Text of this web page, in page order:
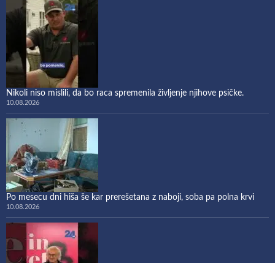
Nikoli niso mislili, da bo raca spremenila življenje njihove psičke.
10.08.2026
Po mesecu dni hiša še kar prerešetana z naboji, soba pa polna krvi
10.08.2026